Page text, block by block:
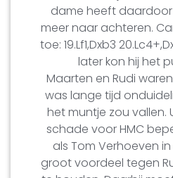
dame heeft
meer naar achteren.
toe: 19.Lf1,Dxb3
later kon hij het
Maarten en Rudi
was lange tijd
het muntje zou vallen.
schade voor HMC
als Tom Verhoeven
groot voordeel tegen